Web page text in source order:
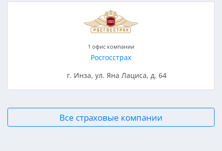
1 офис компании
Росгосстрах
г. Инза, ул. Яна Лациса, д. 64
Все страховые компании